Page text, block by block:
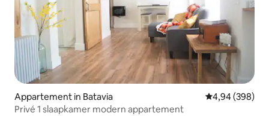
Appartement in Batavia Gemiddelde
4,94 (398)
Privé 1 slaapkamer modern appartement